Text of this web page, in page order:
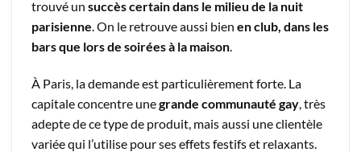
trouvé un succès certain dans le milieu de la nuit
parisienne. On le retrouve aussi bien en club, dans les
bars que lors de soirées à la maison.
À Paris, la demande est particulièrement forte. La
capitale concentre unegrande communauté gay, très
adepte de ce type de produit, mais aussi une clientèle
variée qui l’utilise pour ses effets festifs et relaxants.